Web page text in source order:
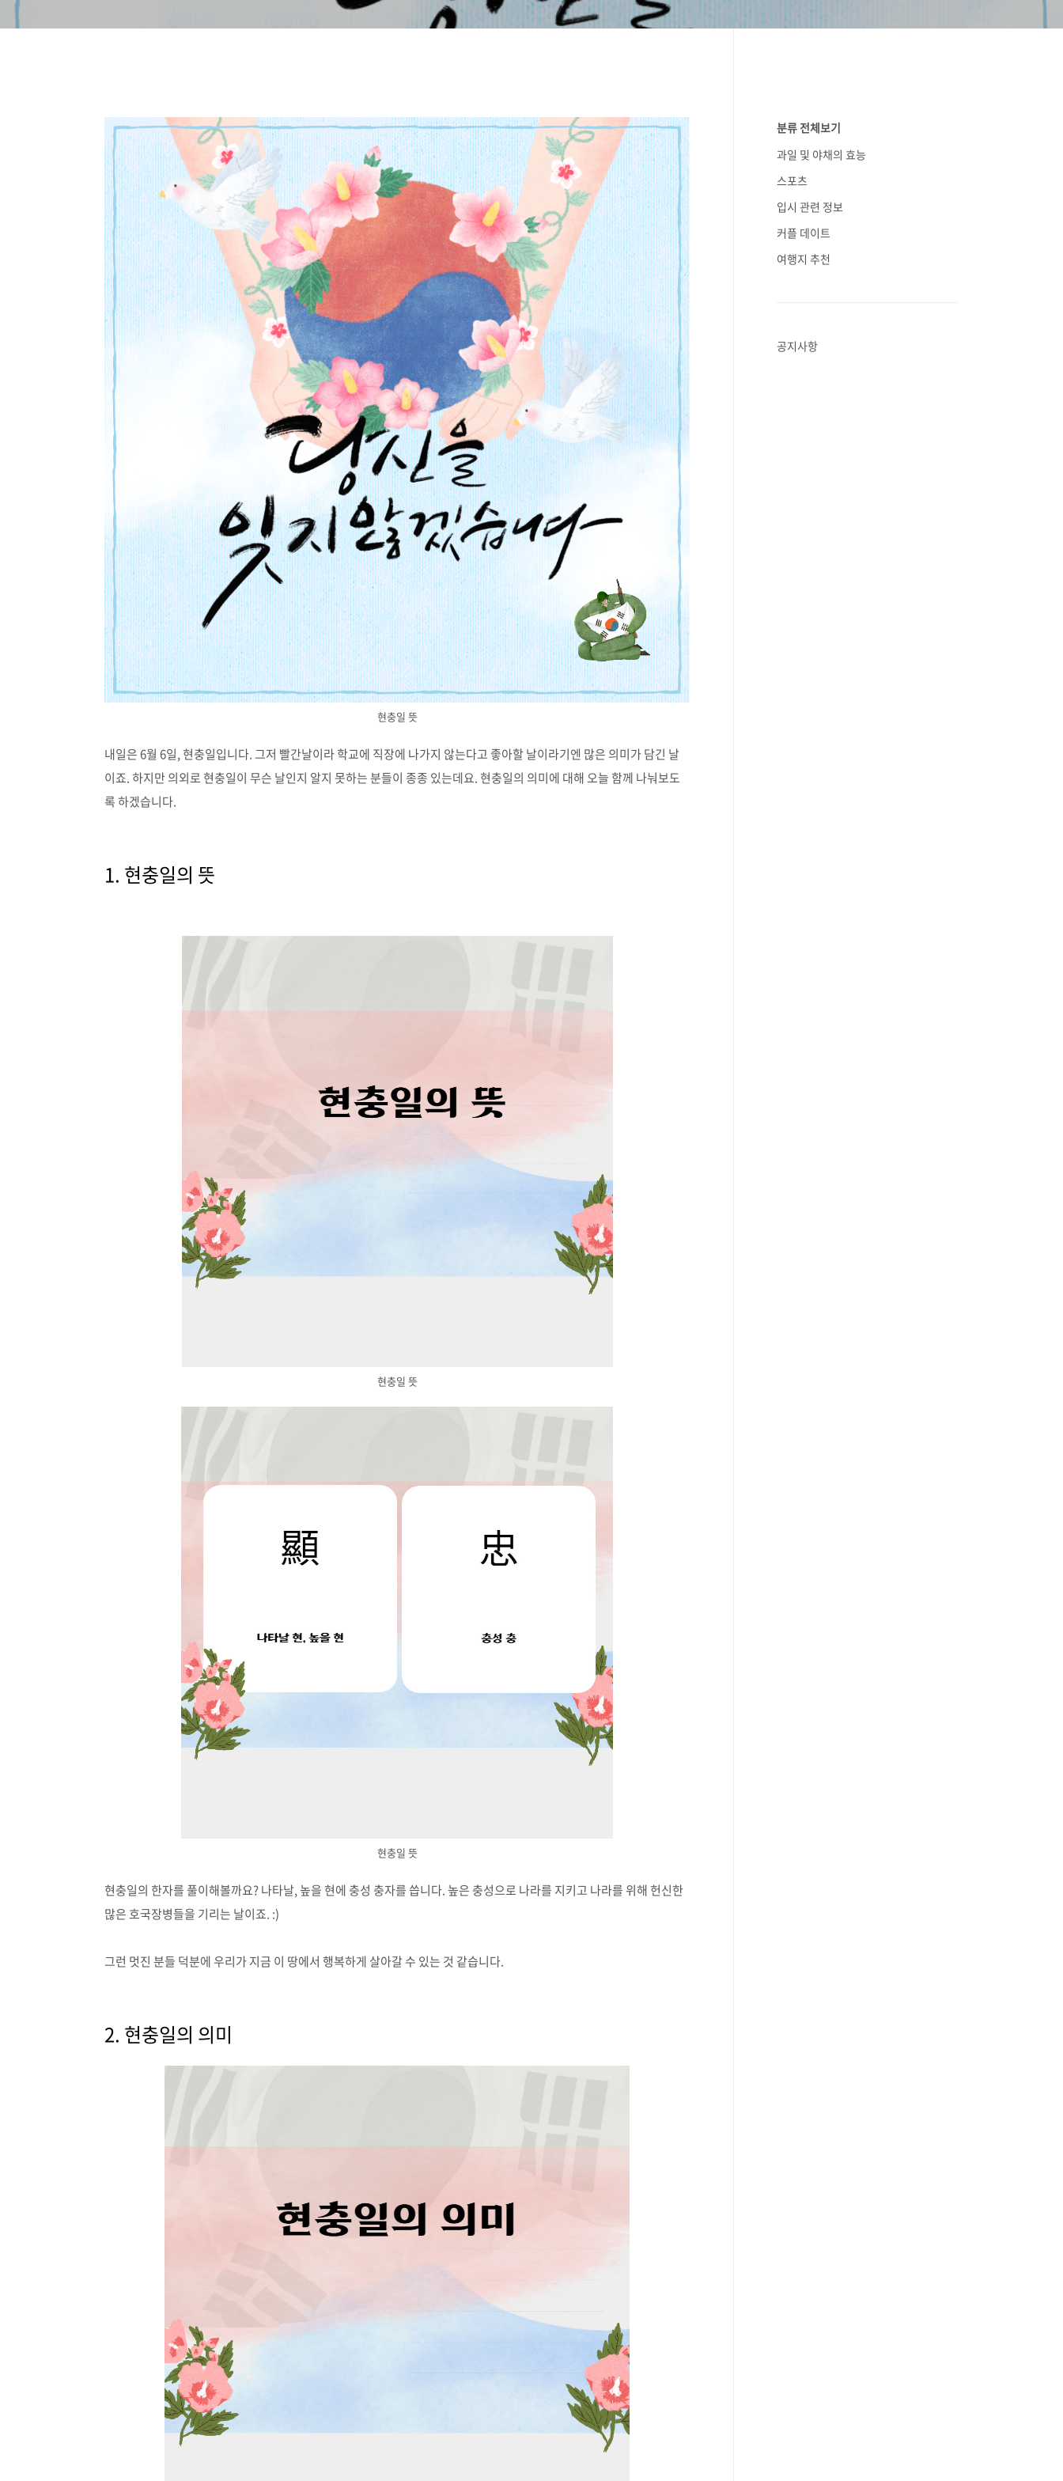
현충일 뜻
내일은 6월 6일, 현충일입니다. 그저 빨간날이라 학교에 직장에 나가지 않는다고 좋아할 날이라기엔 많은 의미가 담긴 날
이죠. 하지만 의외로 현충일이 무슨 날인지 알지 못하는 분들이 종종 있는데요. 현충일의 의미에 대해 오늘 함께 나눠보도
록 하겠습니다.
1. 현충일의 뜻
현충일 뜻
현충일 뜻
현충일의 한자를 풀이해볼까요? 나타날, 높을 현에 충성 충자를 씁니다. 높은 충성으로 나라를 지키고 나라를 위해 헌신한
많은 호국장병들을 기리는 날이죠. :)
그런 멋진 분들 덕분에 우리가 지금 이 땅에서 행복하게 살아갈 수 있는 것 같습니다.
2. 현충일의 의미
분류 전체보기
과일 및 야채의 효능
스포츠
입시 관련 정보
커플 데이트
여행지 추천
공지사항